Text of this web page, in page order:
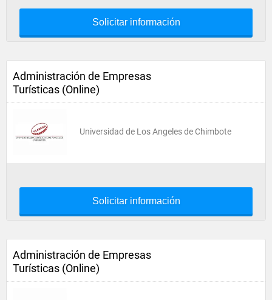
Solicitar información
Administración de Empresas
Turísticas (Online)
Universidad de Los Angeles de Chimbote
Solicitar información
Administración de Empresas
Turísticas (Online)